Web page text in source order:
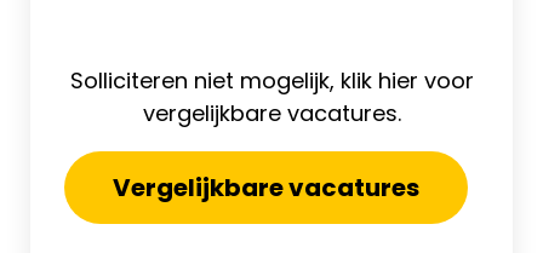
Solliciteren niet mogelijk, klik hier voor
vergelijkbare vacatures.
Vergelijkbare vacatures